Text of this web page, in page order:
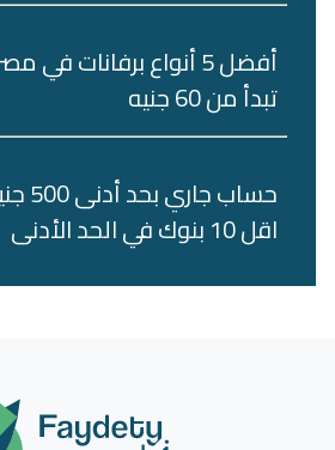
أفضل 5 أنواع برفانات
تبدأ من 60 جنيه
حساب
اقل 10 بنوك في الحد الأدنى